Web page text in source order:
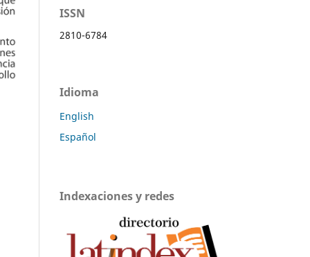
ISSN
2810-6784
Idioma
English
Español
Indexaciones y redes